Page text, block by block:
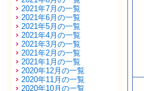
2021年7月の一覧
2021年6月の一覧
2021年5月の一覧
2021年4月の一覧
2021年3月の一覧
2021年2月の一覧
2021年1月の一覧
2020年12月の一覧
2020年11月の一覧
2020年10月の一覧